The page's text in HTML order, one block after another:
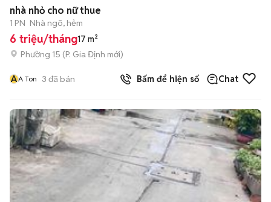
nhà nhỏ cho nữ thue
1 PN Nhà ngõ, hẻm
6 triệu/tháng17 m²
Phường 15 (P. Gia Định mới)
AA Ton 3 đã bán Bấm để hiện số Chat